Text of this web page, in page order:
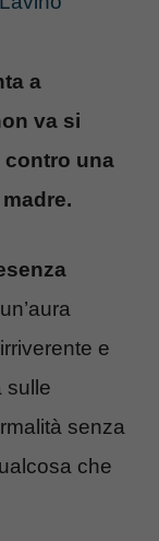
a
va si
contro una
e
sulle
senza
che